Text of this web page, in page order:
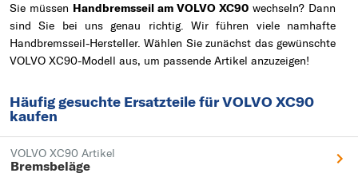
Sie müssen Handbremsseil am VOLVO XC90 wechseln? Dann
sind Sie bei uns genau richtig. Wir führen viele namhafte
Handbremsseil-Hersteller. Wählen Sie zunächst das gewünschte
VOLVO XC90-Modell aus, um passende Artikel anzuzeigen!
Häufig gesuchte Ersatzteile für VOLVO XC90
kaufen
VOLVO XC90 Artikel
Bremsbeläge